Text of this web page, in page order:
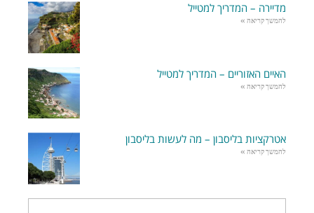
מדיירה – המדריך למטייל
להמשך קריאה »
האיים האזוריים – המדריך למטייל
להמשך קריאה »
אטרקציות בליסבון – מה לעשות בליסבון
להמשך קריאה »